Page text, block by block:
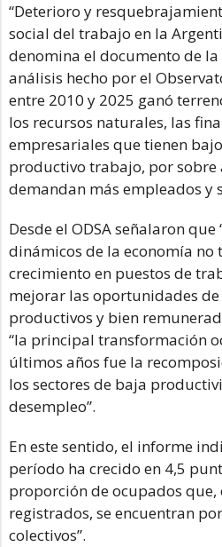
“Deterioro y
social del trabajo en la
denomina el documento de la
análisis hecho por el
entre 2010 y 2025 ganó
los recursos naturales, las
empresariales que tienen
productivo trabajo, por sobre
demandan más empleados y
Desde el ODSA señalaron que
dinámicos de la economía no
crecimiento en puestos de
mejorar las oportunidades de
productivos y bien
“la principal transformación
últimos años fue la
los sectores de baja
desempleo”.
En este sentido, el informe
período ha crecido en 4,5
proporción de ocupados que,
registrados, se encuentran
colectivos”.